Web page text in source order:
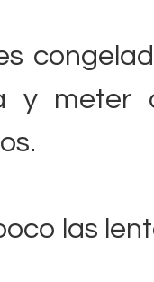
y meter
las